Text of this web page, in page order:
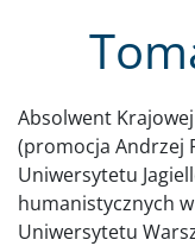
Absolwent
(promocja Andrzej
Uniwersytetu
humanistycznych
Uniwersytetu